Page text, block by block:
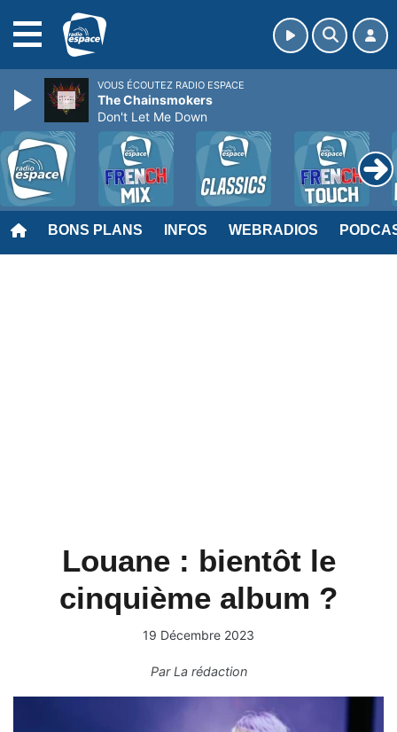
BONS PLANS INFOS WEBRADIOS
Louane : bientôt le
cinquième album ?
19 Décembre 2023
ParLa rédaction
VOUS ÉCOUTEZ RADIO ESPACE
The Chainsmokers
Don't Let Me Down